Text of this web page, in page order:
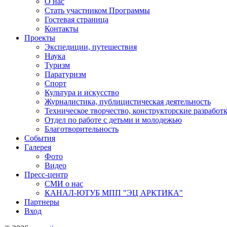
Стать участником Программы
Гостевая страница
Контакты
Проекты
Экспедиции, путешествия
Наука
Туризм
Паратуризм
Спорт
Культура и искусство
Журналистика, публицистическая деятельность
Техническое творчество, конструкторские
Отдел по работе с детьми и молодежью
Благотворительность
События
Галерея
Фото
Видео
Пресс-центр
СМИ о нас
КАНАЛ-ЮТУБ МПП "ЭЦ АРКТИКА"
Партнеры
Вход